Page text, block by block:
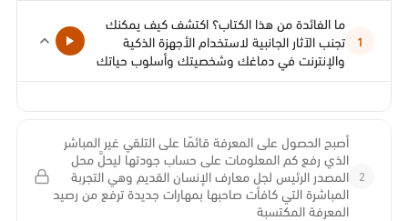
1
ما الفائدة من هذا الكتاب؟ اكتشف كيف يمكنك
تجنب الآثار الجانبية لاستخدام الأجهزة الذكية
والإنترنت في دماغك وشخصيتك وأسلوب حياتك
2
أصبح الحصول على المعرفة قائمًا على التلقي غير المباشر
الذي رفع كم المعلومات على حساب جودتها ليحلَّ محل
المصدر الرئيس لجل معارف الإنسان القديم وهي التجربة
المباشرة التي كافأت صاحبها بمهارات جديدة ترفع من رصيد
المعرفة المكتسبة